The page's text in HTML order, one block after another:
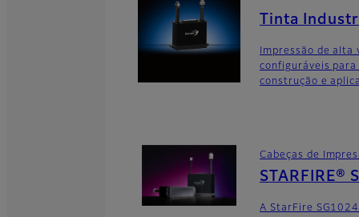
Tinta
Impressão de alta
configuráveis
construção e
Cabeças de
STARFIRE®
A StarFire